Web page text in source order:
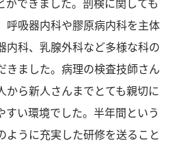
呼吸器内科や膠原病内科を主体
内科、乳腺外科など多様な科の
きました。病理の検査技師さん
から新人さんまでとても親切に
すい環境でした。半年間という
ように充実した研修を送ること